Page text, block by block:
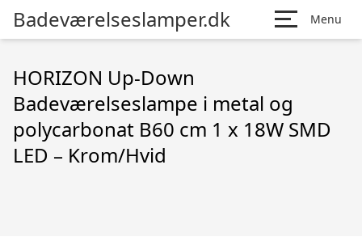
Badeværelseslamper.dk Menu
HORIZON Up-Down
Badeværelseslampe i metal og
polycarbonat B60 cm 1 x 18W SMD
LED – Krom/Hvid